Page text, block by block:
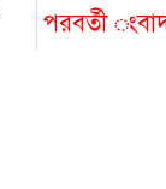
পরবর্তী